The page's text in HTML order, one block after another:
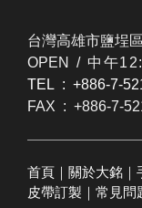
台灣高雄市鹽埕
OPEN / 中午
TEL : +886-7-
FAX : +886-7-
首頁 ｜ 關於大銘 ｜
皮帶訂製 ｜ 常見問